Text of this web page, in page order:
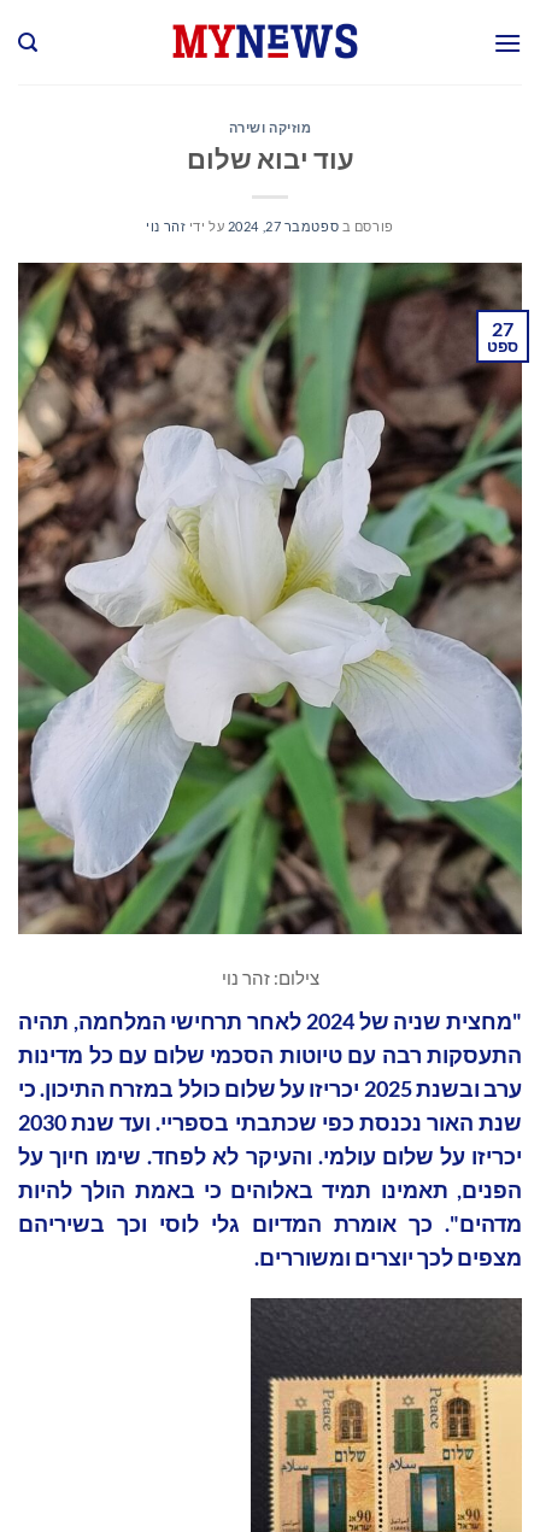
מוזיקה ושירה
עוד יבוא שלום
פורסם ב ספטמבר 27, 2024 על ידי זהר נוי
27
ספט
צילום: זהר נוי
"מחצית שניה של 2024 לאחר תרחישי המלחמה, תהיה
התעסקות רבה עם טיוטות הסכמי שלום עם כל מדינות
ערב ובשנת 2025 יכריזו על שלום כולל במזרח התיכון. כי
שנת האור נכנסת כפי שכתבתי בספריי. ועד שנת 2030
יכריזו על שלום עולמי. והעיקר לא לפחד. שימו חיוך על
הפנים, תאמינו תמיד באלוהים כי באמת הולך להיות
מדהים". כך אומרת המדיום גלי לוסי וכך בשיריהם
מצפים לכך יוצרים ומשוררים.